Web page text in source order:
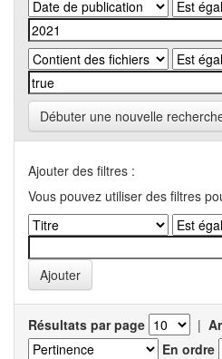
Débuter une nouvelle
Ajouter des filtres :
Vous pouvez utiliser des filtres
Résultats par page |
En ordre